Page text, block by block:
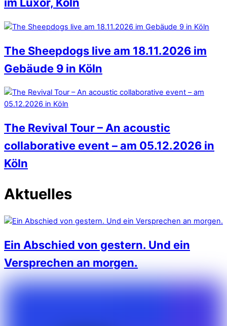
im Luxor, Köln
The Sheepdogs live am 18.11.2026 im
Gebäude 9 in Köln
The Revival Tour – An acoustic
collaborative event – am 05.12.2026 in
Köln
Aktuelles
Ein Abschied von gestern. Und ein
Versprechen an morgen.